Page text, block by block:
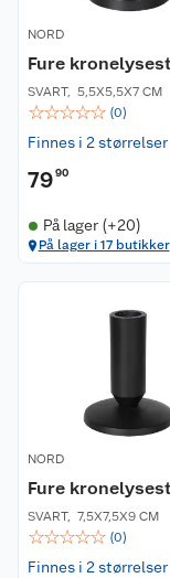
NORD
Fure
SVART, 5,5X5,5X7 CM
☆☆☆☆☆ (0)
Finnes i 2 størrelser
7990
På lager (+20)
På lager i 17 butikker
NORD
Fure
SVART, 7,5X7,5X9 CM
☆☆☆☆☆ (0)
Finnes i 2 størrelser